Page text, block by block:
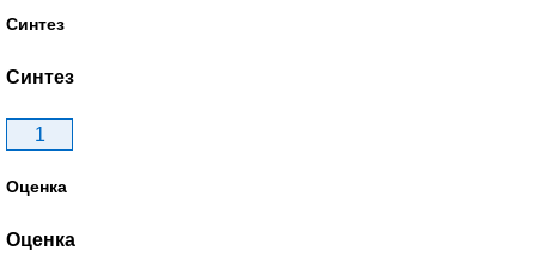
Синтез
Синтез
1
Оценка
Оценка